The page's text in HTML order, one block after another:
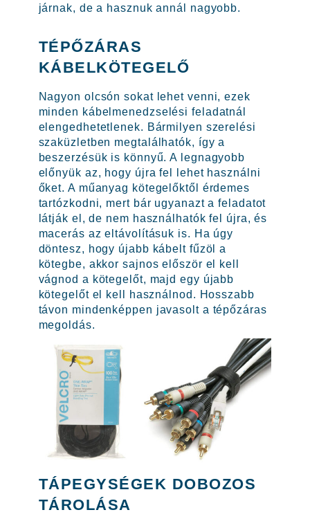
járnak, de a hasznuk annál nagyobb.
TÉPŐZÁRAS
KÁBELKÖTEGELŐ
Nagyon olcsón sokat lehet venni, ezek
minden kábelmenedzselési feladatnál
elengedhetetlenek. Bármilyen szerelési
szaküzletben megtalálhatók, így a
beszerzésük is könnyű. A legnagyobb
előnyük az, hogy újra fel lehet használni
őket. A műanyag kötegelőktől érdemes
tartózkodni, mert bár ugyanazt a feladatot
látják el, de nem használhatók fel újra, és
macerás az eltávolításuk is. Ha úgy
döntesz, hogy újabb kábelt fűzöl a
kötegbe, akkor sajnos először el kell
vágnod a kötegelőt, majd egy újabb
kötegelőt el kell használnod. Hosszabb
távon mindenképpen javasolt a tépőzáras
megoldás.
TÁPEGYSÉGEK DOBOZOS
TÁROLÁSA